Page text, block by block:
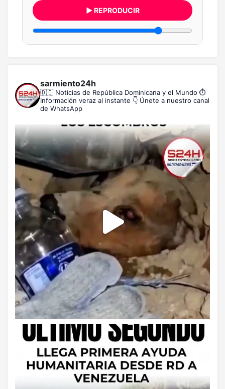
▶ REPRODUCIR
sarmiento24h
🇩🇴 Noticias de República Dominicana y el Mundo ⏱️
Información veraz al instante 👇 Únete a nuestro canal
de WhatsApp